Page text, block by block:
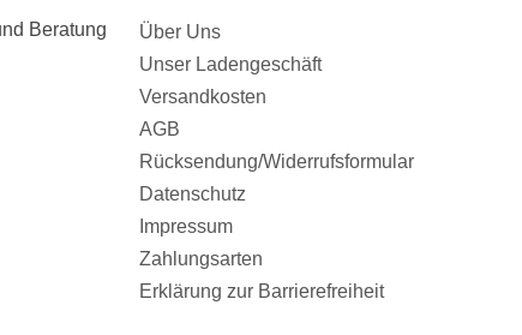
Beratung
Über Uns
Unser Ladengeschäft
Versandkosten
AGB
Rücksendung/Widerrufsformular
Datenschutz
Impressum
Zahlungsarten
Erklärung zur Barrierefreiheit